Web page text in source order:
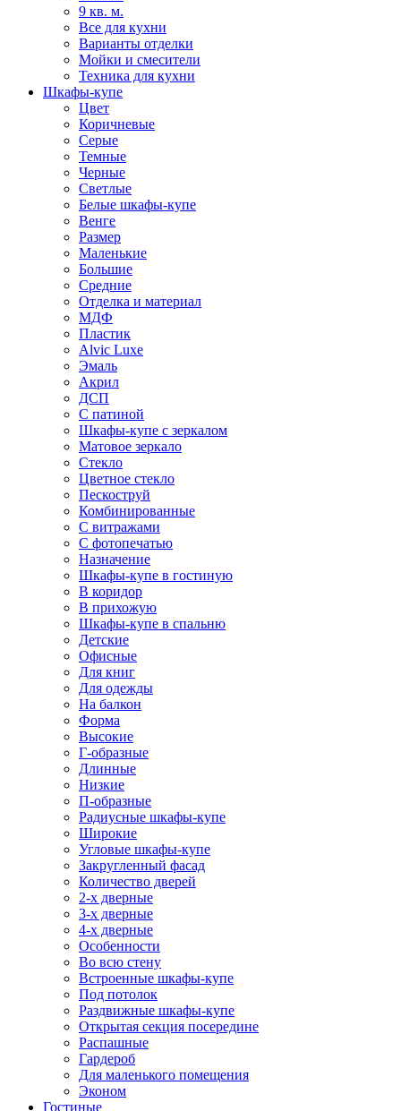
9 кв. м.
Все для кухни
Варианты отделки
Мойки и смесители
Техника для кухни
Шкафы-купе
Цвет
Коричневые
Серые
Темные
Черные
Светлые
Белые шкафы-купе
Венге
Размер
Маленькие
Большие
Средние
Отделка и материал
МДФ
Пластик
Alvic Luxe
Эмаль
Акрил
ДСП
С патиной
Шкафы-купе с зеркалом
Матовое зеркало
Стекло
Цветное стекло
Пескоструй
Комбинированные
С витражами
С фотопечатью
Назначение
Шкафы-купе в гостиную
В коридор
В прихожую
Шкафы-купе в спальню
Детские
Офисные
Для книг
Для одежды
На балкон
Форма
Высокие
Г-образные
Длинные
Низкие
П-образные
Радиусные шкафы-купе
Широкие
Угловые шкафы-купе
Закругленный фасад
Количество дверей
2-х дверные
3-х дверные
4-х дверные
Особенности
Во всю стену
Встроенные шкафы-купе
Под потолок
Раздвижные шкафы-купе
Открытая секция посередине
Распашные
Гардероб
Для маленького помещения
Эконом
Гостиные